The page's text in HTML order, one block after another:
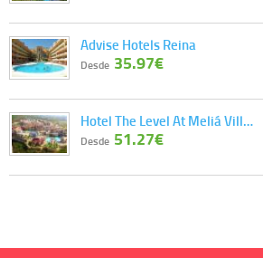
Advise Hotels Reina
Desde 35.97€
Hotel The Level At Meliá Vill…
Desde 51.27€